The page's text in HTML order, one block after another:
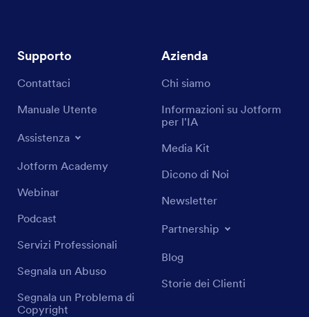
Supporto
Contattaci
Manuale Utente
Assistenza
Jotform Academy
Webinar
Podcast
Servizi Professionali
Segnala un Abuso
Segnala un Problema di
Copyright
Azienda
Chi siamo
Informazioni su Jotform
per l'IA
Media Kit
Dicono di Noi
Newsletter
Partnership
Blog
Storie dei Clienti